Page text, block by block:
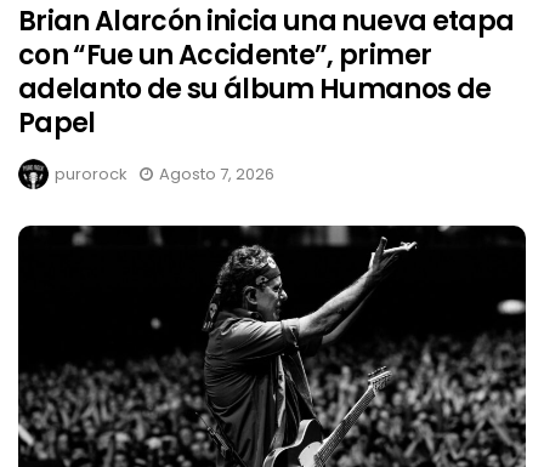
Brian Alarcón inicia una nueva etapa
con “Fue un Accidente”, primer
adelanto de su álbum Humanos de
Papel
purorock Agosto 7, 2026